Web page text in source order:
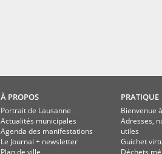
À PROPOS
Portrait de Lausanne
Actualités municipales
Agenda des manifestations
Le Journal + newsletter
Plan de ville
PRATIQUE
Bienvenue
Adresses,
utiles
Guichet
Déchets